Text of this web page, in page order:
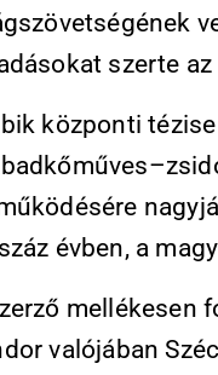
szerte
központi
évben, a
mellékesen
valójában